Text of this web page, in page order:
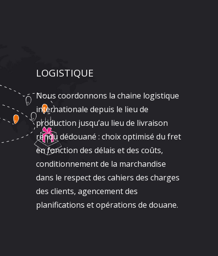
LOGISTIQUE
Nous coordonnons la chaine logistique
internationale depuis le lieu de
production jusqu’au lieu de livraison
rendu dédouané : choix optimisé du fret
en fonction des délais et des coûts,
conditionnement de la marchandise
dans le respect des cahiers des charges
des clients, agencement des
planifications et opérations de douane.